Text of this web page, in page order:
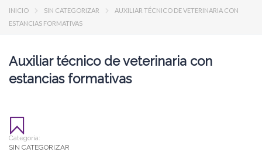
INICIO SIN CATEGORIZAR
AUXILIAR TÉCNICO DE VETERINARIA CON
ESTANCIAS FORMATIVAS
Auxiliar técnico de veterinaria con
estancias formativas
Categoría:
SIN CATEGORIZAR